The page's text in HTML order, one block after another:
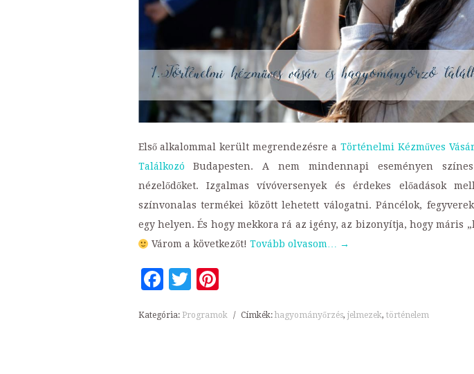
Első alkalommal került megrendezésre aTörténelmi Kézműves
Találkozó Budapesten. A nem mindennapi eseményen
nézelődőket. Izgalmas vívóversenyek és érdekes előadások
színvonalas termékei között lehetett válogatni. Páncélok,
egy helyen. És hogy mekkora rá az igény, az bizonyítja, hogy máris
Várom a következőt!Tovább olvasom… →
Facebook
Twitter
Pinterest
Kategória: Programok / Címkék: hagyományőrzés, jelmezek, történelem